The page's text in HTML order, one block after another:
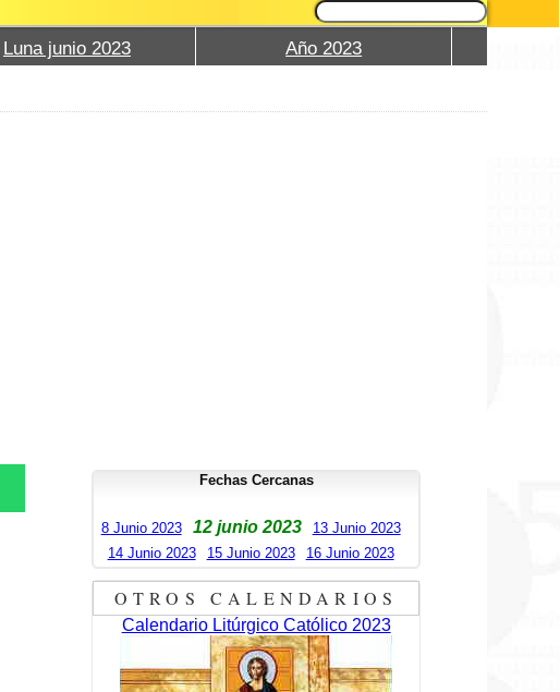
Luna junio 2023 Año 2023
Fechas Cercanas
8 Junio 2023 12 junio 2023
13 Junio 2023
14 Junio 2023
15 Junio 2023 16 Junio 2023
OTROS CALENDARIOS
Calendario Litúrgico Católico 2023